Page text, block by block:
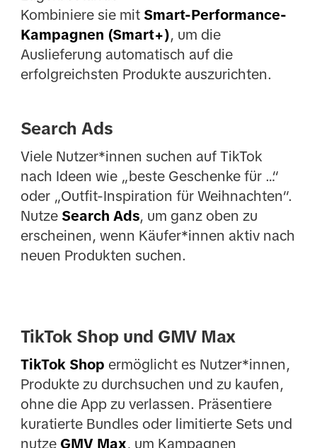
Kombiniere sie mit Smart-Performance-
Kampagnen (Smart+), um die
Auslieferung automatisch auf die
erfolgreichsten Produkte auszurichten.
Search Ads
Viele Nutzer*innen suchen auf TikTok
nach Ideen wie „beste Geschenke für …“
oder „Outfit-Inspiration für Weihnachten“.
Nutze Search Ads, um ganz oben zu
erscheinen, wenn Käufer*innen aktiv nach
neuen Produkten suchen.
TikTok Shop und GMV Max
TikTok Shop ermöglicht es Nutzer*innen,
Produkte zu durchsuchen und zu kaufen,
ohne die App zu verlassen. Präsentiere
kuratierte Bundles oder limitierte Sets und
nutze GMV Max, um Kampagnen